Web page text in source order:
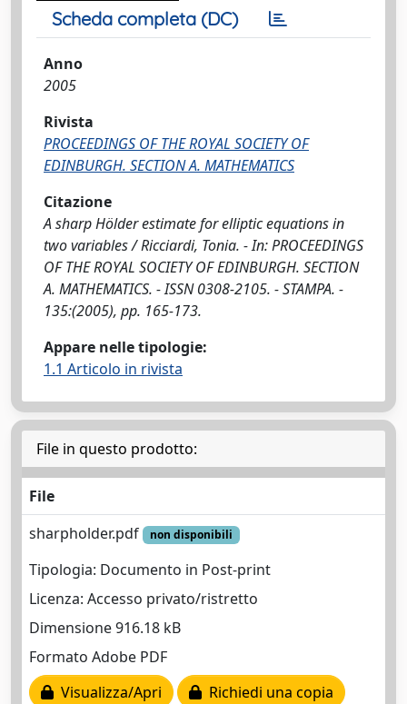
Scheda completa (DC)
Anno
2005
Rivista
PROCEEDINGS OF THE ROYAL SOCIETY OF
EDINBURGH. SECTION A. MATHEMATICS
Citazione
A sharp Hölder estimate for elliptic equations in
two variables / Ricciardi, Tonia. - In: PROCEEDINGS
OF THE ROYAL SOCIETY OF EDINBURGH. SECTION
A. MATHEMATICS. - ISSN 0308-2105. - STAMPA. -
135:(2005), pp. 165-173.
Appare nelle tipologie:
1.1 Articolo in rivista
File in questo prodotto:
File
sharpholder.pdf
non disponibili
Tipologia: Documento in Post-print
Licenza: Accesso privato/ristretto
Dimensione 916.18 kB
Formato Adobe PDF
Visualizza/Apri
Richiedi una copia